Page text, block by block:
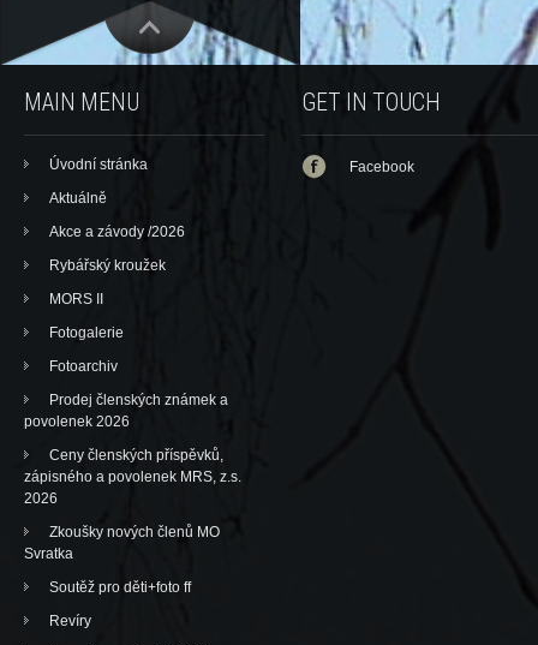
MAIN MENU
Úvodní stránka
Aktuálně
Akce a závody /2026
Rybářský kroužek
MORS II
Fotogalerie
Fotoarchiv
Prodej členských známek a
povolenek 2026
Ceny členských příspěvků,
zápisného a povolenek MRS, z.s.
2026
Zkoušky nových členů MO
Svratka
Soutěž pro děti+foto ff
Revíry
GET IN TOUCH
Facebook